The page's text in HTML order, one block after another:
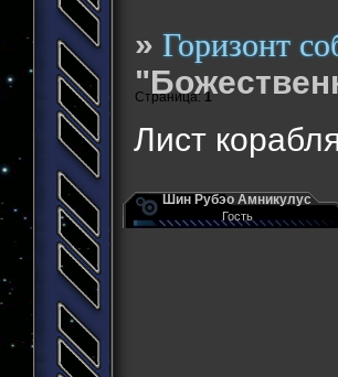
»Горизонт
Лист
Страница:1
Шин Рубэо Амникулус
Гость